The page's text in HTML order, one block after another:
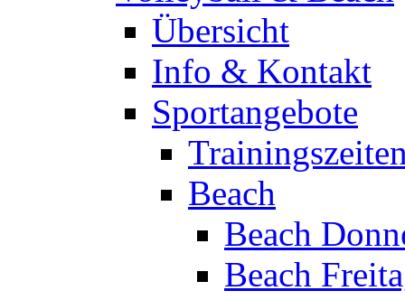
Übersicht
Info & Kontakt
Sportangebote
Beach
Beach
Beach